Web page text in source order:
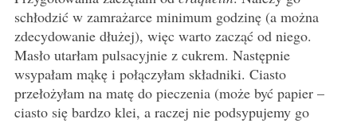
schłodzić w zamrażarce minimum godzinę (a można
zdecydowanie dłużej), więc warto zacząć od niego.
Masło utarłam pulsacyjnie z cukrem. Następnie
wsypałam mąkę i połączyłam składniki. Ciasto
przełożyłam na matę do pieczenia (może być papier –
ciasto się bardzo klei, a raczej nie podsypujemy go